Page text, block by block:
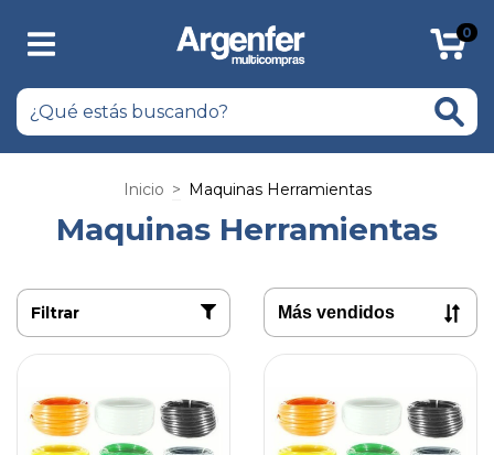
0
Inicio > Maquinas Herramientas
Maquinas Herramientas
Filtrar